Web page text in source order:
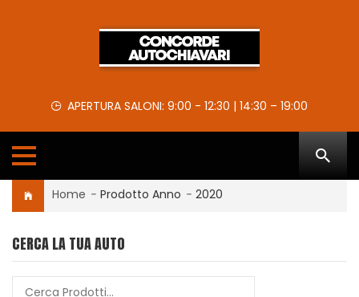
APERTURA SALONI: 9:00 - 12:30 | 14:30 – 19:00
Home - Prodotto Anno - 2020
CERCA LA TUA AUTO